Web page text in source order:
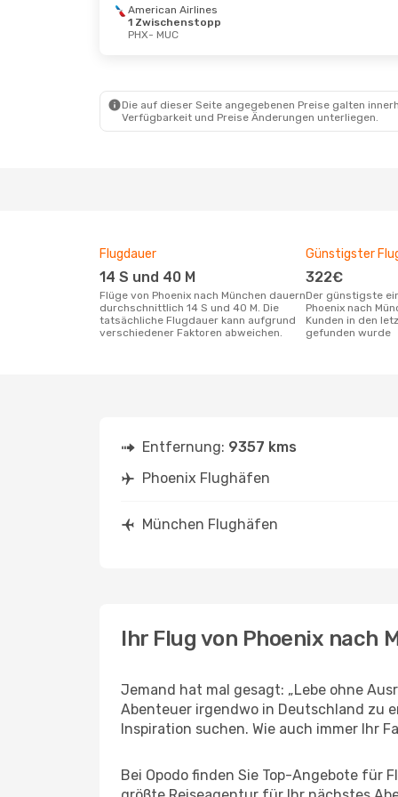
American Airlines
1 Zwischenstopp
PHX- MUC
Die auf dieser Seite angegebenen Preise galten
Verfügbarkeit und Preise Änderungen unterliegen.
Flugdauer
14 S und 40 M
Flüge von Phoenix nach München dauern
durchschnittlich 14 S und 40 M. Die
tatsächliche Flugdauer kann aufgrund
verschiedener Faktoren abweichen.
Günstigster
322€
Der günstigste einfache Flug von
Phoenix nach
Kunden in den
gefunden wurde
Entfernung: 9357 kms
Phoenix Flughäfen
München Flughäfen
Ihr Flug von Phoenix nach
Jemand hat mal gesagt: „Lebe ohne
Abenteuer irgendwo in Deutschland zu
Inspiration suchen. Wie auch immer Ihr
Bei Opodo finden Sie Top-Angebote für